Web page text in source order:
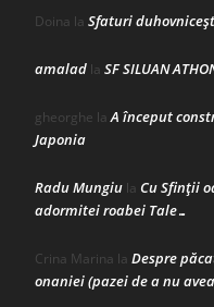
Doina la Sfaturi
amalad la SF SILUAN
gheorghe laA început
Japonia
Radu Mungiu la Cu Sfinții
adormitei roabei Tale…
Crina Marina la Despre
onaniei (pazei de a nu